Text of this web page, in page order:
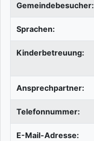
Gemeindebesucher:
Sprachen:
Kinderbetreuung:
Ansprechpartner:
Telefonnummer:
E-Mail-Adresse: